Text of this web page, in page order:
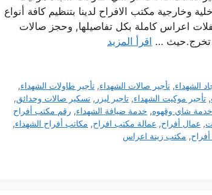
مكتب الافراح لدينا بتنظيم كافة أنواع
اعراس كاملة بكل تفاصيلها, وحجز صالات
تخرج.حيث … اقرأ المزيد
الشهداء,تأجير صالات الشهداء,تأجير طاولات الشهداء,
, تأجير موكيت الشهداء, تاجير ليزر , تسكير صالات وحدائق,
خدمة شاي وقهوه, خدمة ضيافة الشهداء, رقم مكتب أفراح
, عمال أفراح, عمالة مكتب افراح, مكاتب أفراح الشهداء,
, مكتب زينة اعراس